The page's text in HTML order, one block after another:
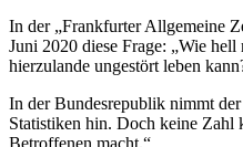
In der „Frankfurter Allgemeine
Juni 2020 diese Frage: „Wie
hierzulande ungestört leben
In der Bundesrepublik nimmt
Statistiken hin. Doch keine Zahl